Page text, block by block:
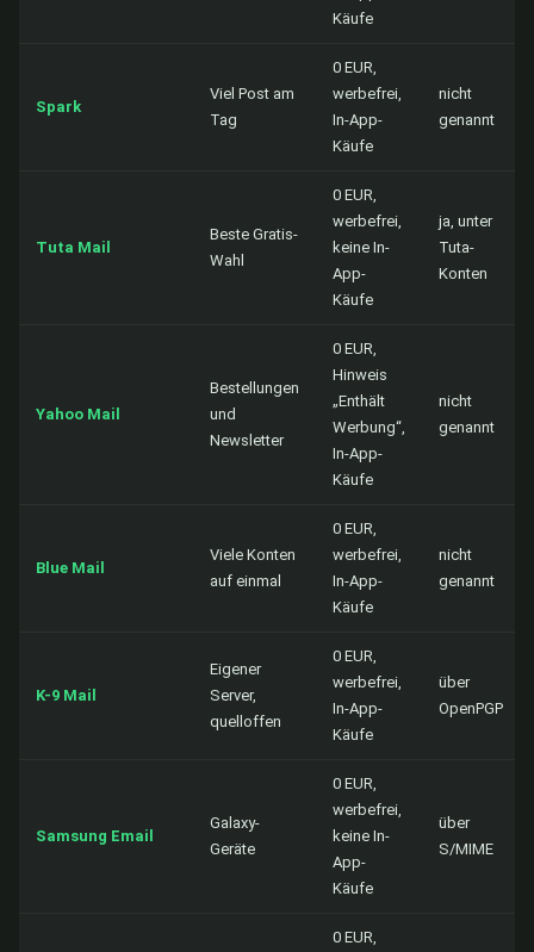
Käufe
Spark
Viel Post am
Tag
0 EUR,
werbefrei,
In-App-
Käufe
nicht
genannt
Tuta Mail
Beste Gratis-
Wahl
0 EUR,
werbefrei,
keine In-
App-
Käufe
ja, unter
Tuta-
Konten
Yahoo Mail
Bestellungen
und
Newsletter
0 EUR,
Hinweis
„Enthält
Werbung“,
In-App-
Käufe
nicht
genannt
Blue Mail
Viele Konten
auf einmal
0 EUR,
werbefrei,
In-App-
Käufe
nicht
genannt
K-9 Mail
Eigener
Server,
quelloffen
0 EUR,
werbefrei,
In-App-
Käufe
über
OpenPGP
Samsung Email
Galaxy-
Geräte
0 EUR,
werbefrei,
keine In-
App-
Käufe
über
S/MIME
0 EUR,